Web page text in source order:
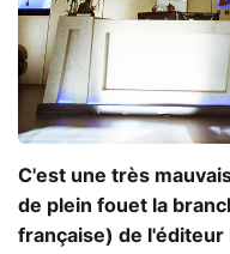
C'est une très
de plein fouet la
française) de l'éditeur